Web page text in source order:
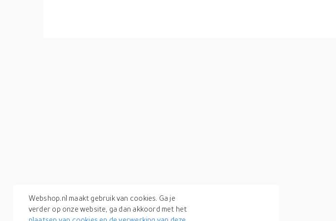
Webshop.nl maakt gebruik van cookies. Ga je
verder op onze website, ga dan akkoord met het